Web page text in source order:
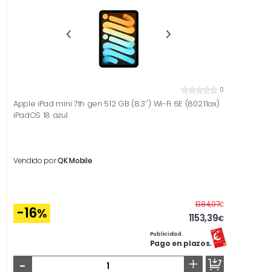
0
Apple iPad mini 7th gen 512 GB (8.3'') Wi-Fi 6E (802.11ax)
iPadOS 18 azul
Vendido porQK Mobile
-16%
1384,07€Antes
1153,39€
Publicidad.
Pago en plazos.
- +